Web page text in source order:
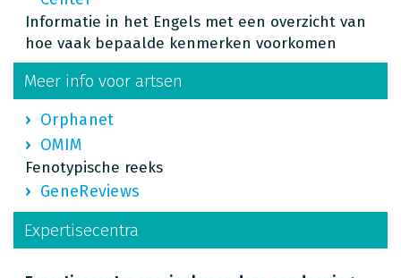
Informatie in het Engels met een overzicht van
hoe vaak bepaalde kenmerken voorkomen
Meer info voor artsen
Orphanet
OMIM
Fenotypische reeks
GeneReviews
Expertisecentra